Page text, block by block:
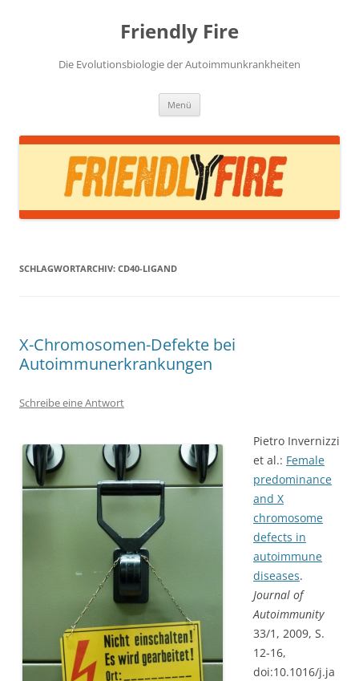
Friendly Fire
Die Evolutionsbiologie der Autoimmunkrankheiten
Menü
SCHLAGWORTARCHIV: CD40-LIGAND
X-Chromosomen-Defekte bei
Autoimmunerkrankungen
Schreibe eine Antwort
Pietro Invernizzi
et al.: Female
predominance
and X
chromosome
defects in
autoimmune
diseases.
Journal of
Autoimmunity
33/1, 2009, S.
12-16,
doi:10.1016/j.ja